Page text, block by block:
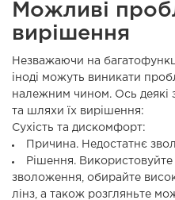
Можливі
вирішення
Незважаючи на
іноді можуть виникати
належним чином. Ось
та шляхи їх вирішення:
Сухість та дискомфорт:
Причина. Недостатнє
Рішення. Використовуйте
зволоження, обирайте
лінз, а також розгляньте